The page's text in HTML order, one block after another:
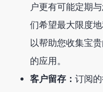
户更有可能定期
们希望最大限度
以帮助您收集宝
的应用。
客户留存： 订阅